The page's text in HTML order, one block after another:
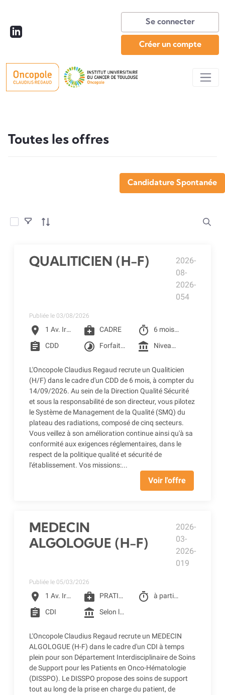
Se connecter
Créer un compte
Toutes les offres
Candidature Spontanée
Sélectionner les éléments
QUALITICIEN (H-F)
2026-
08-
2026-
054
Publiée le 03/08/2026
location_on 1 Av. Irène Joliot-Curie, Toulouse medical_services CADRE timer 6 mois à partir du 14/09/2026
assignment CDD timelapse Forfait jour 206 jours account_balance Niveau 6I de la grille conventionnelle des CLCC (3 005.42 € Brut) + Prime SEGUR (248.98 € Brut) + Reprise d'ancienneté
L'Oncopole Claudius Regaud recrute un Qualiticien
(H/F) dans le cadre d'un CDD de 6 mois, à compter du
14/09/2026. Au sein de la Direction Qualité Sécurité
et sous la responsabilité de son directeur, vous pilotez
le Système de Management de la Qualité (SMQ) du
plateau des radiations, composé de cinq secteurs.
Vous veillez à son amélioration continue ainsi qu'à sa
conformité aux exigences réglementaires, dans le
respect de la politique qualité et sécurité de
l'établissement. Vos missions:...
Voir l'offre
MEDECIN
ALGOLOGUE (H-F)
2026-
03-
2026-
019
Publiée le 05/03/2026
location_on 1 Av. Irène Joliot-Curie, Toulouse medical_services PRATICIEN DE CLCC timer à partir du 01/07/2026
assignment CDI account_balance Selon la grille de CLCC (selon profil) + CSE - Crèche d'entreprise - Restaurant d'entreprise - Remboursement des frais de transports (accessibilité bus + Teleo)
L'Oncopole Claudius Regaud recrute un MEDECIN
ALGOLOGUE (H-F) dans le cadre d'un CDI à temps
plein pour son Département Interdisciplinaire de Soins
de Support pour les Patients en Onco-Hématologie
(DISSPO). Le DISSPO propose des soins de support
tout au long de la prise en charge du patient, de